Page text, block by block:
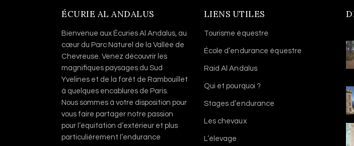
ÉCURIE AL ANDALUS
Bienvenue aux Écuries Al Andalus, au
cœur du Parc Naturel de la Vallée de
Chevreuse. Venez découvrir les
magnifiques paysages du Sud
Yvelines et de la forêt de Rambouillet
à quelques encablures de Paris.
Nous sommes à votre disposition pour
vous faire partager notre passion
pour l’équitation d’extérieur et plus
particulièrement l’endurance
LIENS UTILES
Tourisme équestre
École d’endurance équestre
Raid Al Andalus
Qui et pourquoi ?
Stages d’endurance
Les chevaux
L’élevage